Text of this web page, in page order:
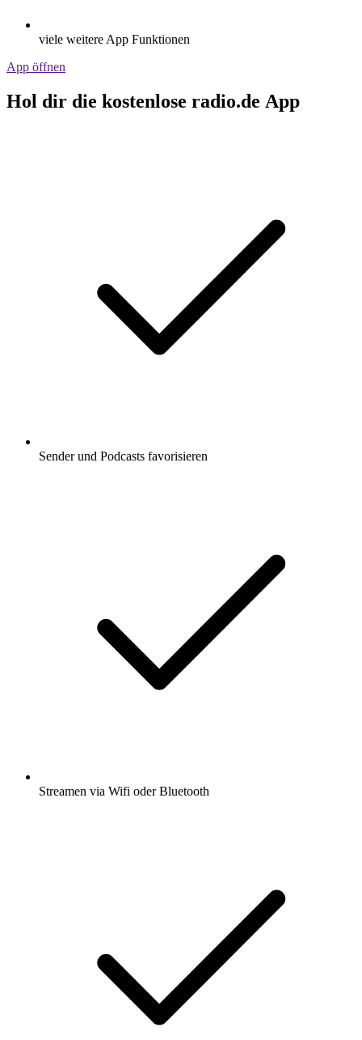
viele weitere App Funktionen
App öffnen
Hol dir die kostenlose radio.de App
Sender und Podcasts favorisieren
Streamen via Wifi oder Bluetooth